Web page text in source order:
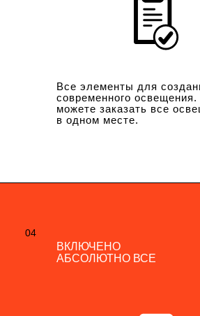
Все элементы для
современного освещения.
можете заказать все
в одном месте.
04
ВКЛЮЧЕНО
АБСОЛЮТНО ВСЕ
04
ВКЛЮЧЕНО
АБСОЛЮТНО ВСЕ